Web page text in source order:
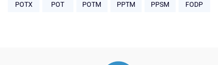
POTX
POT
POTM
PPTM
PPSM
FODP